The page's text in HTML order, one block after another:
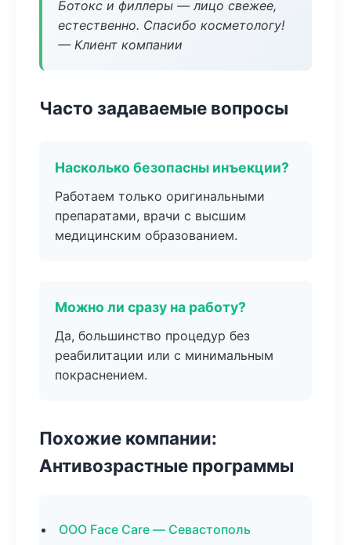
Ботокс и филлеры — лицо свежее,
естественно. Спасибо косметологу!
— Клиент компании
Часто задаваемые вопросы
Насколько безопасны инъекции?
Работаем только оригинальными
препаратами, врачи с высшим
медицинским образованием.
Можно ли сразу на работу?
Да, большинство процедур без
реабилитации или с минимальным
покраснением.
Похожие компании:
Антивозрастные программы
ООО Face Care — Севастополь